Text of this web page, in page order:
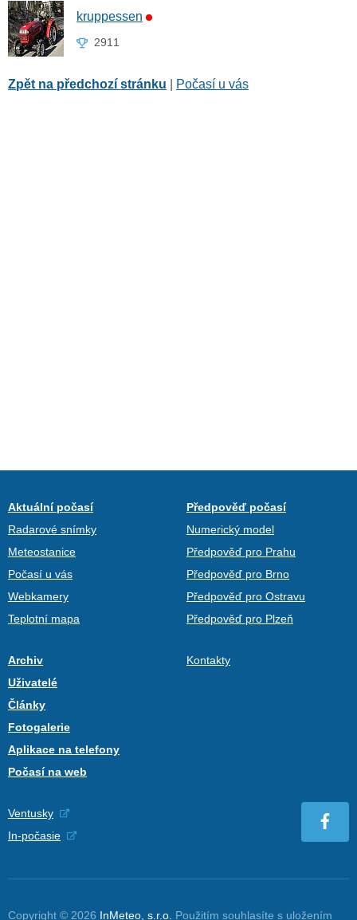
kruppessen
2911
Zpět na předchozí stránku Počasí u vás
Aktuální počasí
Radarové snímky
Meteostanice
Počasí u vás
Webkamery
Teplotní mapa
Předpověď počasí
Numerický model
Předpověď pro Prahu
Předpověď pro Brno
Předpověď pro Ostravu
Předpověď pro Plzeň
Archiv
Uživatelé
Články
Fotogalerie
Aplikace na telefony
Počasí na web
Kontakty
Ventusky
In-počasie
Copyright © 2026 InMeteo, s.r.o. Použitím souhlasíte s uložením